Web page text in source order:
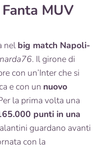
MUV
nel big match Napoli-
narda76. Il girone di
con un’Inter che si
e con un nuovo
la prima volta una
punti in una
guardano avanti
con la